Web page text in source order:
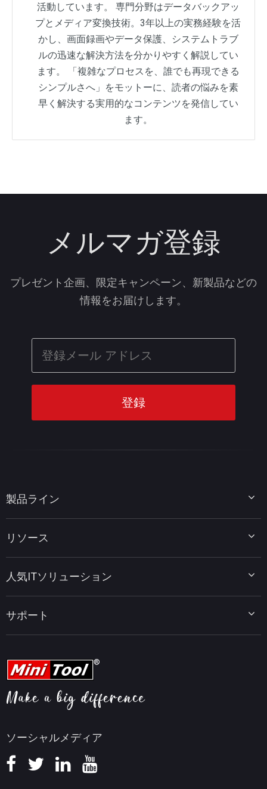
活動しています。 専門分野はデータバックアッ
プとメディア変換技術。3年以上の実務経験を活
かし、画面録画やデータ保護、システムトラブ
ルの迅速な解決方法を分かりやすく解説してい
ます。 「複雑なプロセスを、誰でも再現できる
シンプルさへ」をモットーに、読者の悩みを素
早く解決する実用的なコンテンツを発信してい
ます。
メルマガ登録
プレゼント企画、限定キャンペーン、新製品などの
情報をお届けします。
ソーシャルメディア
製品ライン
MiniTool Power Data Recovery
MiniTool PDF Editor
MiniTool MovieMaker
MiniTool uTube Downloader
リソース
データ復元ヒント
PDF編集ヒント
動画編集ヒント
ビデオ変換ヒント
画面録画ヒント
知識ベース
人気ITソリューション
MiniTool ニュースセンター
サポート
ヘルプ